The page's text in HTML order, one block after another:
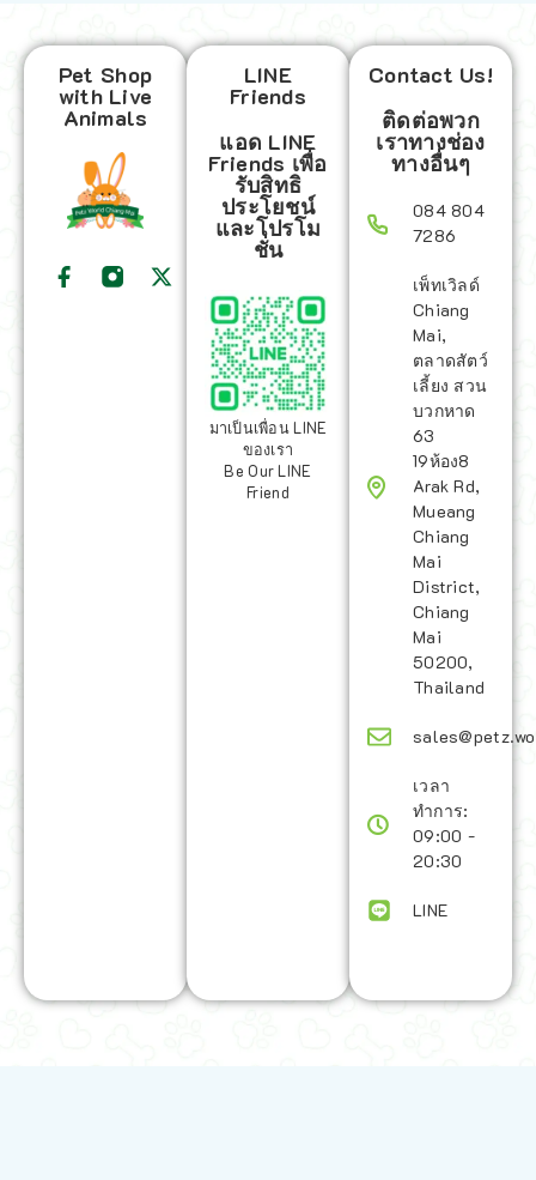
Pet Shop
with Live
Animals
LINE
Friends
แอด LINE
Friends เพื่อ
รับสิทธิ
ประโยชน์
และโปรโม
ชั่น
มาเป็นเพื่อน LINE
ของเรา
Be Our LINE
Friend
Contact Us!
ติดต่อพวก
เราทางช่อง
ทางอื่นๆ
084 804
7286
เพ็ทเวิลด์
Chiang
Mai,
ตลาดสัตว์
เลี้ยง สวน
บวกหาด
63
19ห้อง8
Arak Rd,
Mueang
Chiang
Mai
District,
Chiang
Mai
50200,
Thailand
เวลา
ทำการ:
09:00 -
20:30
LINE